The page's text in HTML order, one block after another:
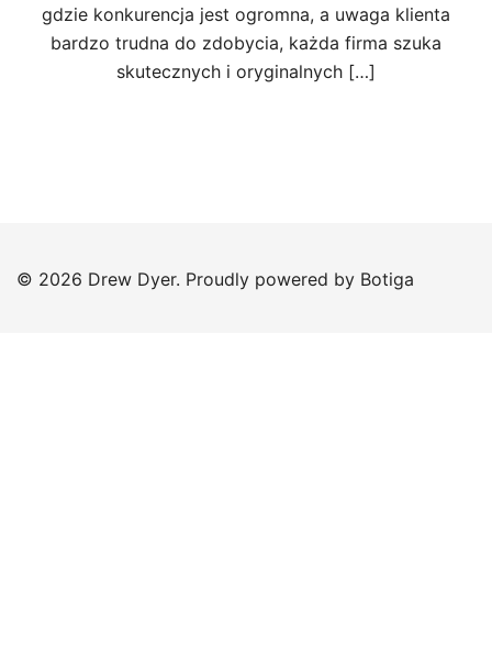
gdzie konkurencja jest ogromna, a uwaga klienta
bardzo trudna do zdobycia, każda firma szuka
skutecznych i oryginalnych […]
© 2026 Drew Dyer. Proudly powered by Botiga